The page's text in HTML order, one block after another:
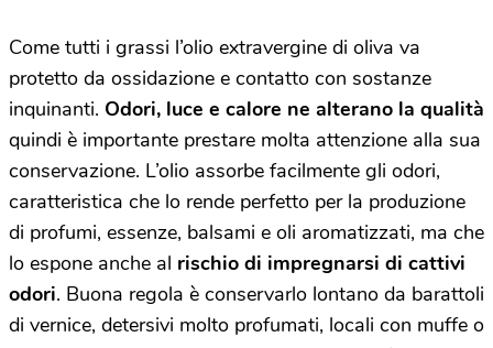
Come tutti i grassi l’olio extravergine di oliva va
protetto da ossidazione e contatto con sostanze
inquinanti. Odori, luce e calore ne alterano la qualità
quindi è importante prestare molta attenzione alla sua
conservazione. L’olio assorbe facilmente gli odori,
caratteristica che lo rende perfetto per la produzione
di profumi, essenze, balsami e oli aromatizzati, ma che
lo espone anche al rischio di impregnarsi di cattivi
odori. Buona regola è conservarlo lontano da barattoli
di vernice, detersivi molto profumati, locali con muffe o